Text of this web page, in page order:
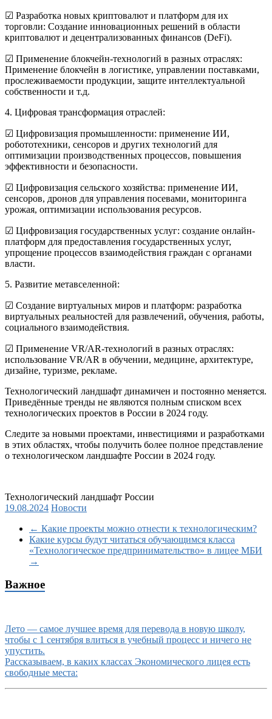
☑ Разработка новых криптовалют и платформ для их
торговли: Создание инновационных решений в области
криптовалют и децентрализованных финансов (DeFi).
☑ Применение блокчейн-технологий в разных отраслях:
Применение блокчейн в логистике, управлении поставками,
прослеживаемости продукции, защите интеллектуальной
собственности и т.д.
4. Цифровая трансформация отраслей:
☑ Цифровизация промышленности: применение ИИ,
робототехники, сенсоров и других технологий для
оптимизации производственных процессов, повышения
эффективности и безопасности.
☑ Цифровизация сельского хозяйства: применение ИИ,
сенсоров, дронов для управления посевами, мониторинга
урожая, оптимизации использования ресурсов.
☑ Цифровизация государственных услуг: создание онлайн-
платформ для предоставления государственных услуг,
упрощение процессов взаимодействия граждан с органами
власти.
5. Развитие метавселенной:
☑ Создание виртуальных миров и платформ: разработка
виртуальных реальностей для развлечений, обучения, работы,
социального взаимодействия.
☑ Применение VR/AR-технологий в разных отраслях:
использование VR/AR в обучении, медицине, архитектуре,
дизайне, туризме, рекламе.
Технологический ландшафт динамичен и постоянно меняется.
Приведённые тренды не являются полным списком всех
технологических проектов в России в 2024 году.
Следите за новыми проектами, инвестициями и разработками
в этих областях, чтобы получить более полное представление
о технологическом ландшафте России в 2024 году.
Технологический ландшафт России
19.08.2024 Новости
← Какие проекты можно отнести к технологическим?
Какие курсы будут читаться обучающимся класса
«Технологическое предпринимательство» в лицее МБИ
→
Важное
Лето — самое лучшее время для перевода в новую школу,
чтобы с 1 сентября влиться в учебный процесс и ничего не
упустить.
Рассказываем, в каких классах Экономического лицея есть
свободные места: